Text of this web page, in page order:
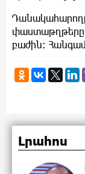
փաստաթղթերը
բաժին։
Լրահոս